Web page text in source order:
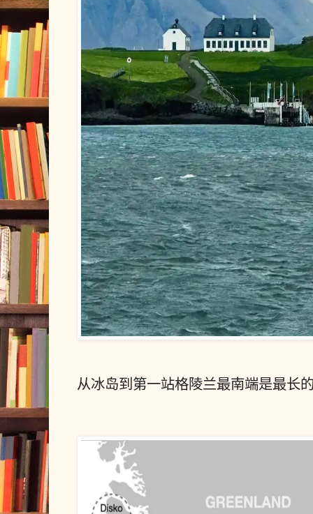
从冰岛到第一站格陵兰最南端是最长